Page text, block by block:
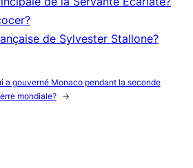
de Sylvester Stallone?
a gouverné Monaco pendant la seconde
mondiale?
→